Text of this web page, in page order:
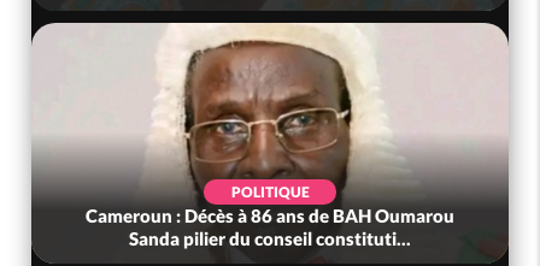
POLITIQUE
Cameroun : Décès à 86 ans de BAH Oumarou
Sanda pilier du conseil constituti...